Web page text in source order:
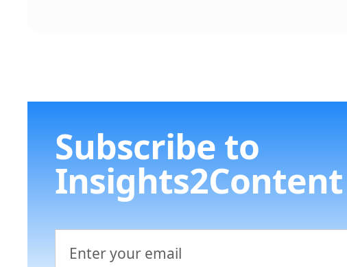
Subscribe to
Insights2Content